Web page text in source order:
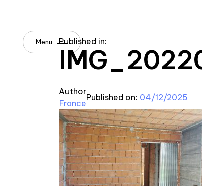
Menu Published in:
Author
France
Published on: 04/12/2025